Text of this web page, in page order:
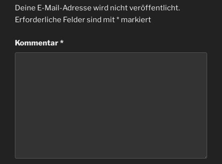
Deine E-Mail-Adresse wird nicht veröffentlicht.
Erforderliche Felder sind mit* markiert
Kommentar*